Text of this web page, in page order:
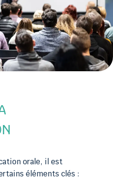
orale, il est
éléments clés :